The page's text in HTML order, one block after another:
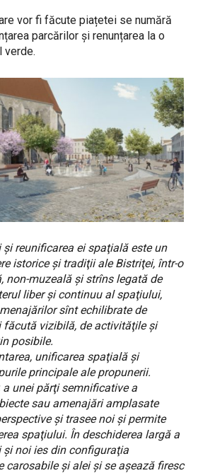
vor fi făcute piațetei se numără
parcărilor și renunțarea la o
verde.
şi reunificarea ei spaţială este un
istorice şi tradiţii ale Bistriţei, într-o
non-muzeală şi strîns legată de
liber şi continuu al spaţiului,
sînt echilibrate de
făcută vizibilă, de activităţile şi
posibile.
unificarea spaţială şi
principale ale propunerii.
a unei părţi semnificative a
sau amenajări amplasate
şi trasee noi şi permite
spaţiului. În deschiderea largă a
şi noi ies din configuraţia
carosabile şi alei şi se aşează firesc